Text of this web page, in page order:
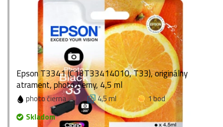
Epson T3341 (C13T33414010, T33), originálny
atrament, photo čierny, 4,5 ml
photo čierna 4,5 ml
1 bod
Skladom